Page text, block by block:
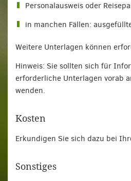
Personalausweis oder
in manchen Fällen:
Weitere Unterlagen können
Hinweis: Sie sollten sich für
erforderliche Unterlagen vorab
wenden.
Kosten
Erkundigen Sie sich dazu bei
Sonstiges